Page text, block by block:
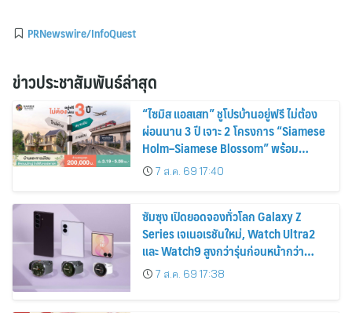
PRNewswire/InfoQuest
ข่าวประชาสัมพันธ์ล่าสุด
“ไซมิส แอสเสท” ชูโปรบ้านอยู่ฟรี ไม่ต้อง
ผ่อนนาน 3 ปี เจาะ 2 โครงการ “Siamese
Holm–Siamese Blossom” พร้อม
ส่วนลดและสิทธิพิเศษถึง 31 สิงหาคม
2569
7 ส.ค. 69 17:40
ซัมซุง เปิดยอดจองทั่วโลก Galaxy Z
Series เจเนอเรชันใหม่, Watch Ultra2
และ Watch9 สูงกว่ารุ่นก่อนหน้ากว่า
30%7 ส.ค. 69 17:38